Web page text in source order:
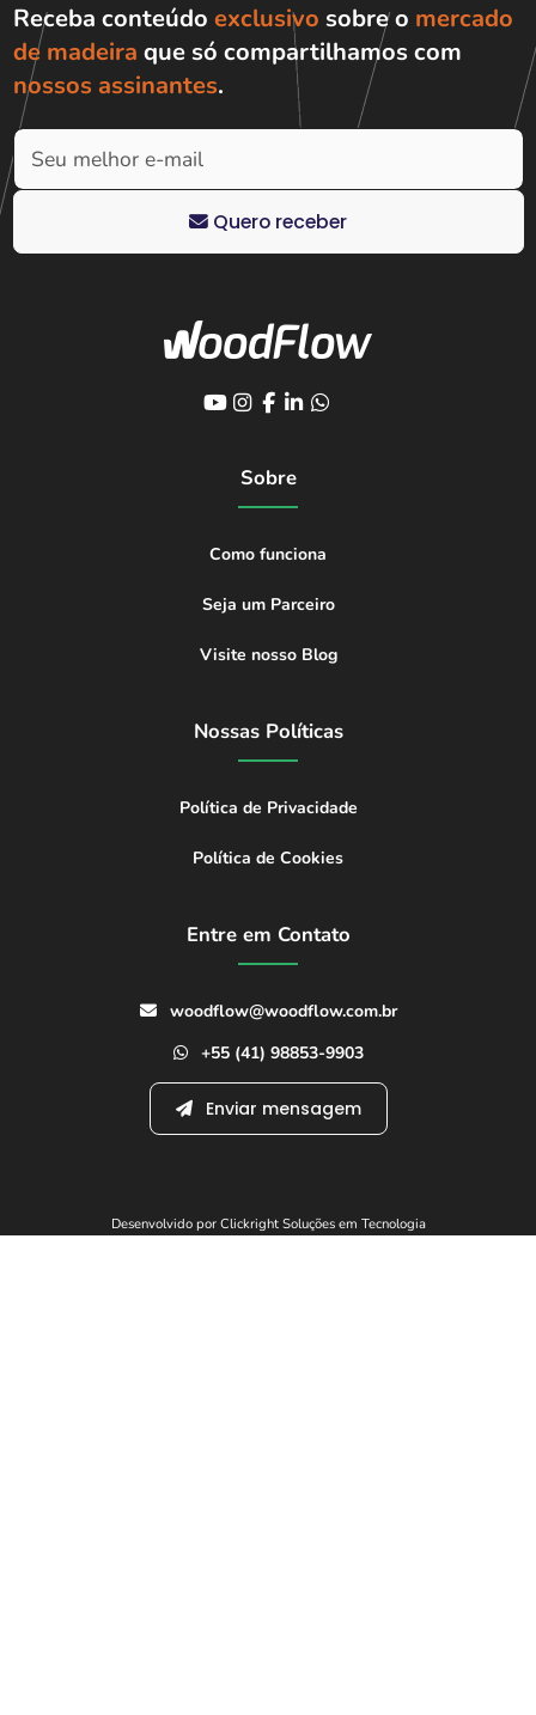
Receba conteúdo exclusivo sobre o mercado
de madeira que só compartilhamos com
nossos assinantes.
Quero receber
Sobre
Como funciona
Seja um Parceiro
Visite nosso Blog
Nossas Políticas
Política de Privacidade
Política de Cookies
Entre em Contato
woodflow@woodflow.com.br
+55 (41) 98853-9903
Enviar mensagem
Desenvolvido por Clickright Soluções em Tecnologia